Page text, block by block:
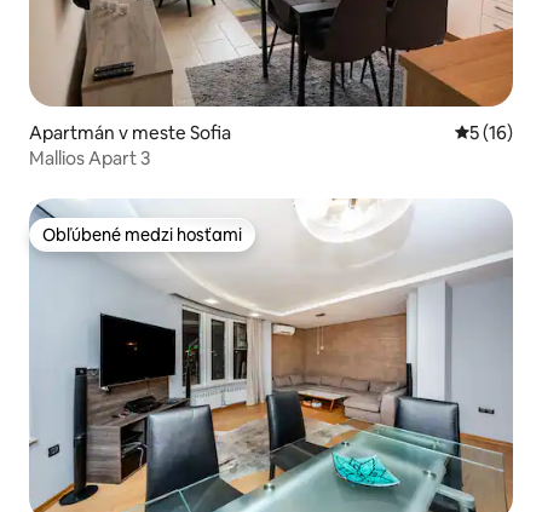
Apartmán v meste Sofia
5 (16)
Mallios Apart 3
Obľúbené medzi hosťami
Obľúbené medzi hosťami